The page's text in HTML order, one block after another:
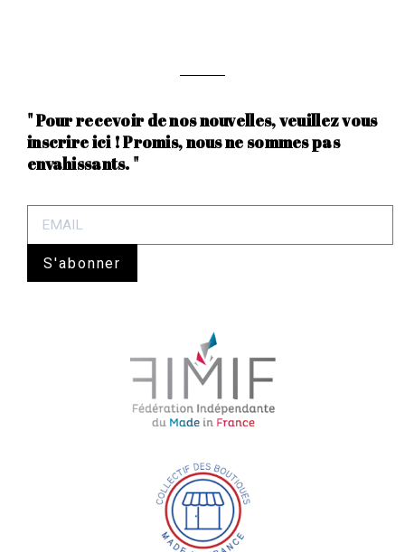
" Pour recevoir de nos nouvelles, veuillez vous
inscrire ici ! Promis, nous ne sommes pas
envahissants. "
S'abonner